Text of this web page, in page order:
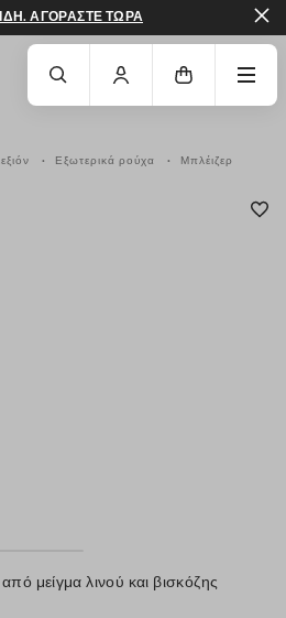
ΚΑΤΕΒΕΊΤΕ ΣΤΟ ΚΆΤΩ ΜΈΡΟΣ
ΑΓΟΡΑΣΤΕ ΤΩΡΑ
Εξωτερικά ρούχα Μπλέιζερ
μείγμα λινού και βισκόζης